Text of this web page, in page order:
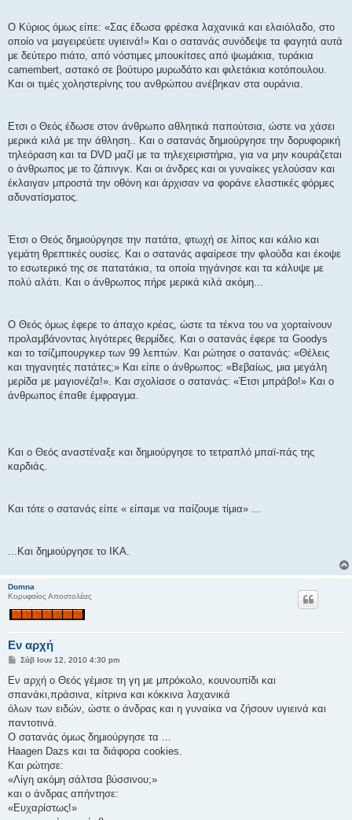
Ο Κύριος όμως είπε: «Σας έδωσα φρέσκα λαχανικά και ελαιόλαδο, στο
οποίο να μαγειρεύετε υγιεινά!» Και ο σατανάς συνόδεψε τα φαγητά αυτά
με δεύτερο πιάτο, από νόστιμες μπουκίτσες από ψωμάκια, τυράκια
camembert, αστακό σε βούτυρο μυρωδάτο και φιλετάκια κοτόπουλου.
Και οι τιμές χοληστερίνης του ανθρώπου ανέβηκαν στα ουράνια.
Ετσι ο Θεός έδωσε στον άνθρωπο αθλητικά παπούτσια, ώστε να χάσει
μερικά κιλά με την άθληση.. Και ο σατανάς δημιούργησε την δορυφορική
τηλεόραση και τα DVD μαζί με τα τηλεχειριστήρια, για να μην κουράζεται
ο άνθρωπος με το ζάπινγκ. Και οι άνδρες και οι γυναίκες γελούσαν και
έκλαιγαν μπροστά την οθόνη και άρχισαν να φοράνε ελαστικές φόρμες
αδυνατίσματος.
Έτσι ο Θεός δημιούργησε την πατάτα, φτωχή σε λίπος και κάλιο και
γεμάτη θρεπτικές ουσίες. Και ο σατανάς αφαίρεσε την φλούδα και έκοψε
το εσωτερικό της σε πατατάκια, τα οποία τηγάνησε και τα κάλυψε με
πολύ αλάτι. Και ο άνθρωπος πήρε μερικά κιλά ακόμη...
Ο Θεός όμως έφερε το άπαχο κρέας, ώστε τα τέκνα του να χορταίνουν
προλαμβάνοντας λιγότερες θερμίδες. Και ο σατανάς έφερε τα Goodys
και το τσίζμπουργκερ των 99 λεπτών. Και ρώτησε ο σατανάς: «Θέλεις
και τηγανητές πατάτες;» Και είπε ο άνθρωπος: «Βεβαίως, μια μεγάλη
μερίδα με μαγιονέζα!». Kαι σχολίασε ο σατανάς: «Έτσι μπράβο!» Και ο
άνθρωπος έπαθε έμφραγμα.
Και ο Θεός αναστέναξε και δημιούργησε το τετραπλό μπαϊ-πάς της
καρδιάς.
Και τότε ο σατανάς είπε « είπαμε να παίζουμε τίμια» ...
...Και δημιούργησε το ΙΚΑ.
Domna
Κορυφαίος Αποστολέας
Εν αρχή
Δ
μ
σ
ί
υ
σ
Σάβ Ιουν 12, 2010 4:30 pm
Εν αρχή ο Θεός γέμισε τη γη με μπρόκολο, κουνουπίδι και
σπανάκι,πράσινα, κίτρινα και κόκκινα λαχανικά
όλων των ειδών, ώστε ο άνδρας και η γυναίκα να ζήσουν υγιεινά και
παντοτινά.
Ο σατανάς όμως δημιούργησε τα ...
Haagen Dazs και τα διάφορα cookies.
Και ρώτησε:
«Λίγη ακόμη σάλτσα βύσσινου;»
και ο άνδρας απήντησε:
«Ευχαρίστως!»